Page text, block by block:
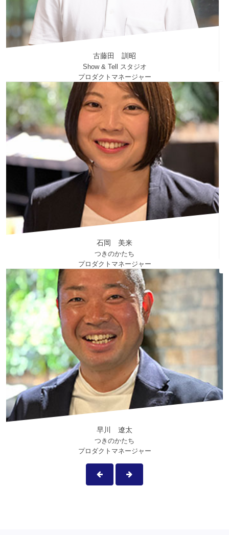
藤浪 由希子
みらいらぼ
プロダクトマネージャー
2021年日本民間放送連盟賞優秀賞 受賞
発達支援教育士
現在、心理学を猛勉強中！
週一整体
内山 圭祐
Webエンジニア
Past profession
Webエンジニア
Special Skill
frontend/backendを担当してきました。
スクラム開発が好きです
My Hobby
バイク・キャンプ・料理
Company Information
会社情報
FUJIYAMA BRIDGE LAB株式会社
大石 剛
勝間田 雅仁